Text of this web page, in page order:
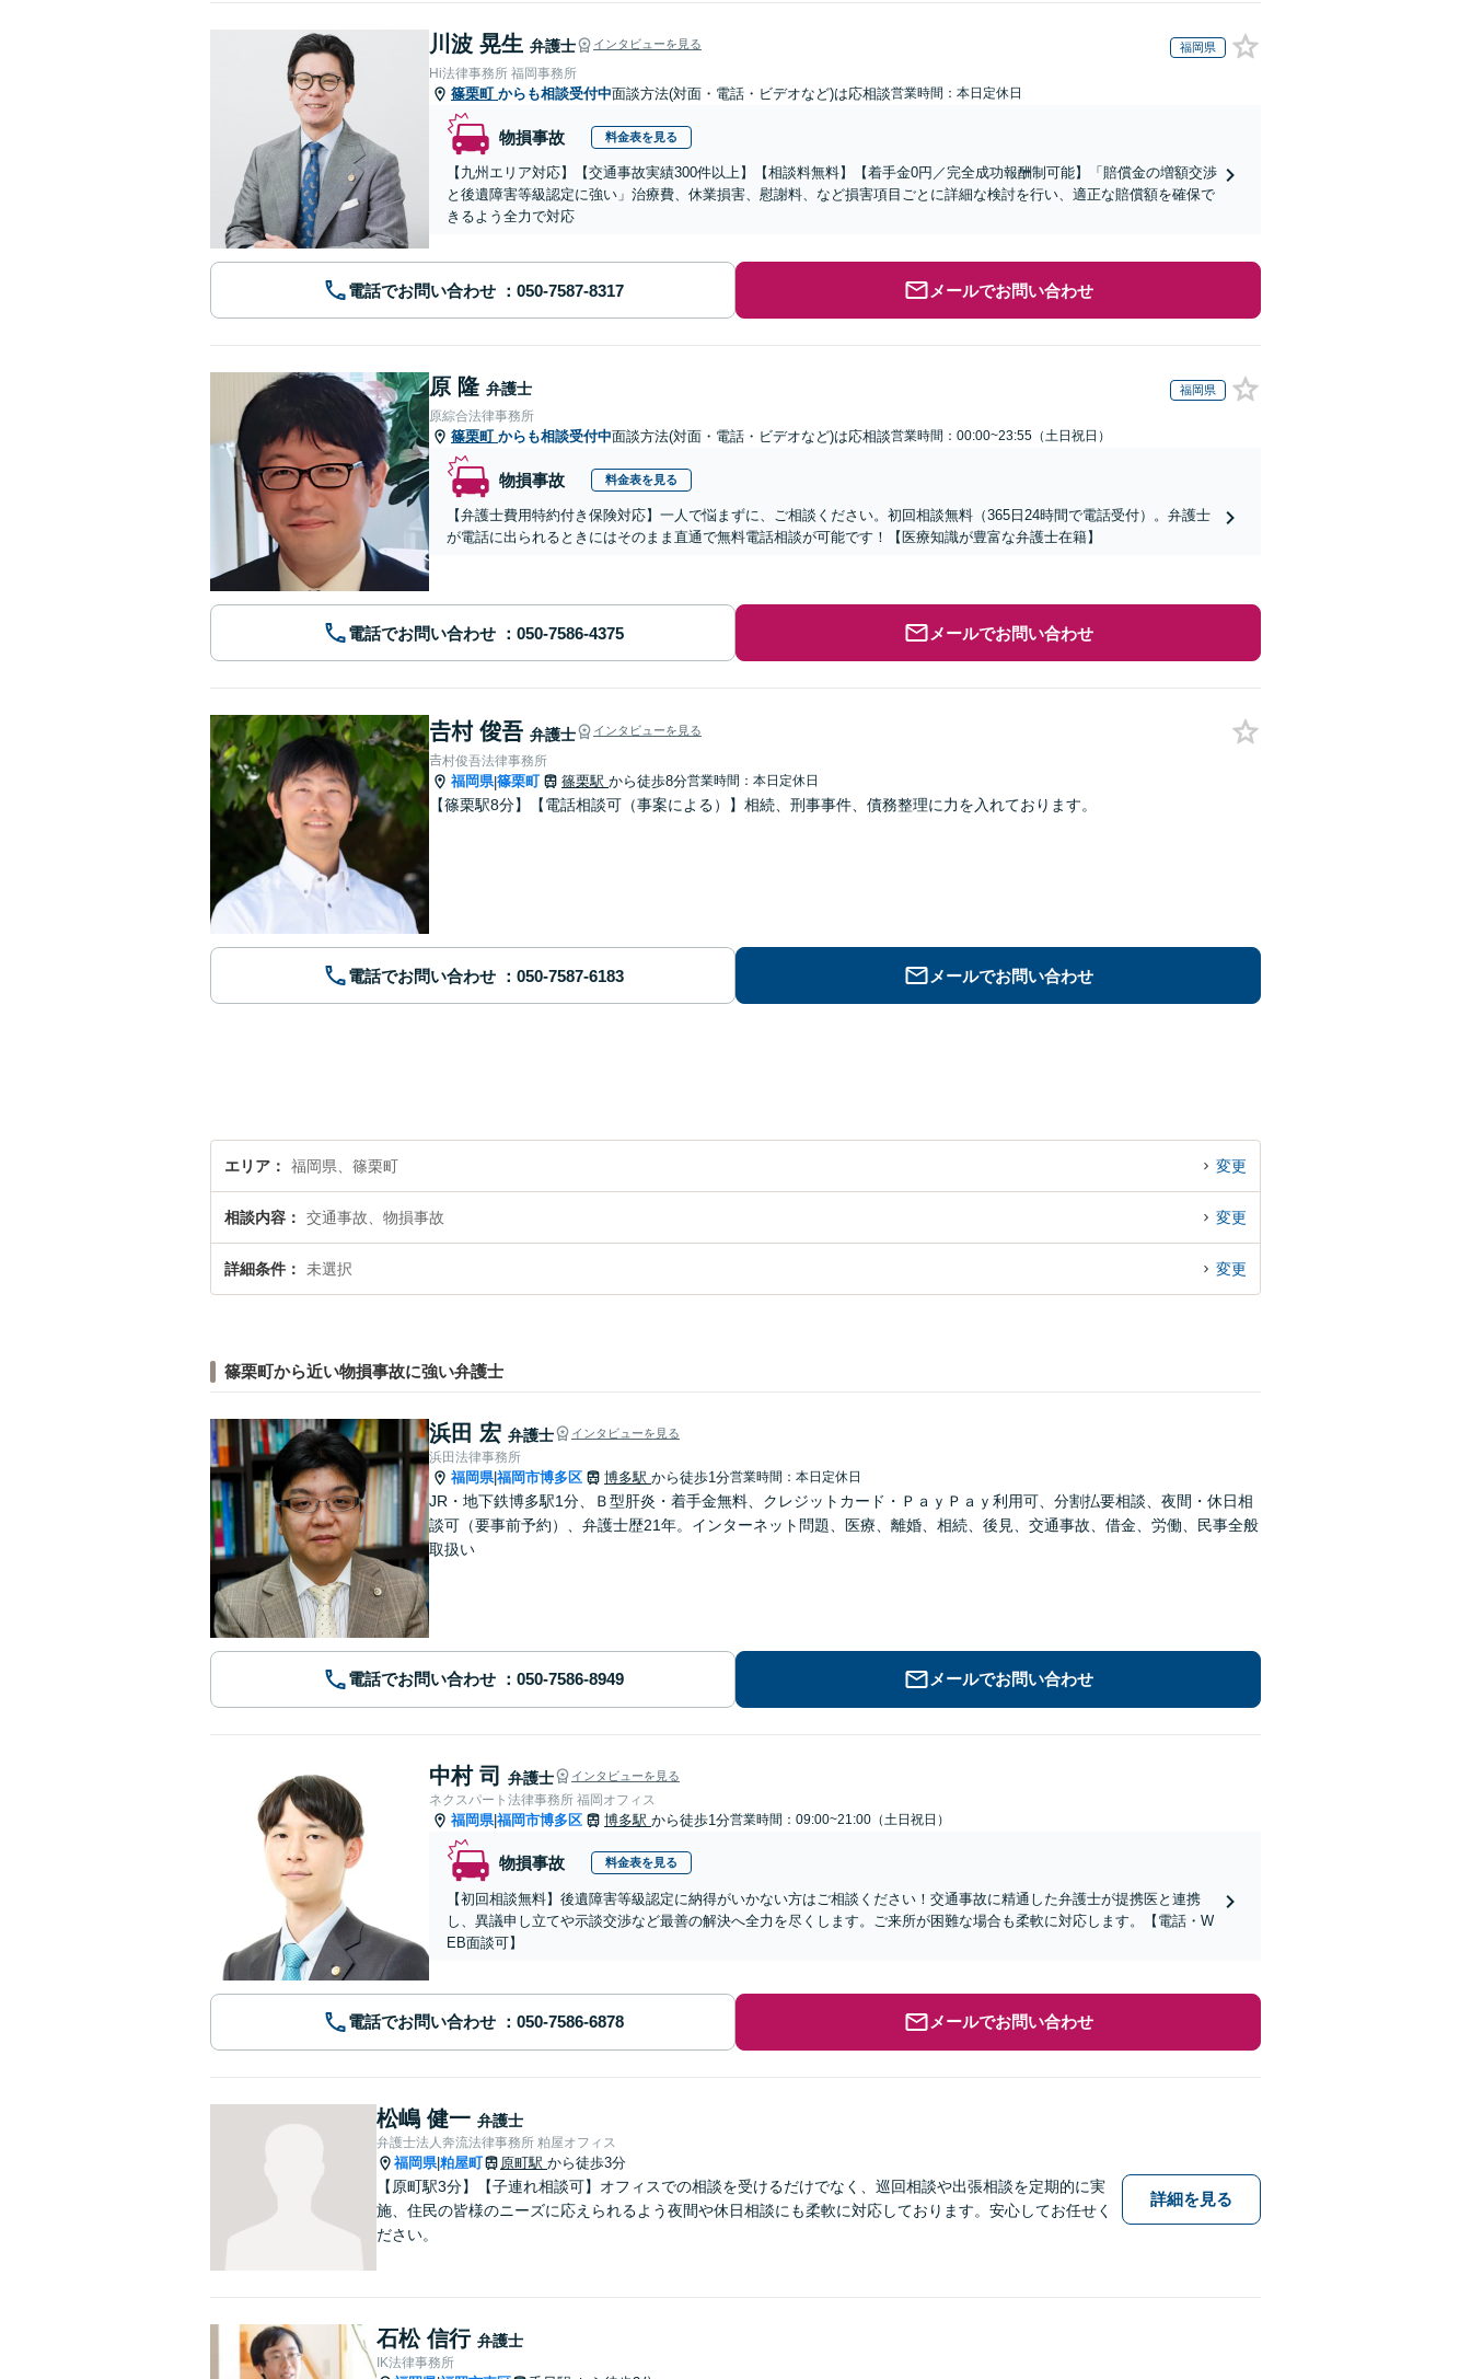
川波 晃生 弁護士 インタビューを見る 福岡県
Hi法律事務所 福岡事務所
篠栗町 からも相談受付中面談方法(対面・電話・ビデオなど)は応相談営業時間：本日定休日
物損事故 料金表を見る
【九州エリア対応】【交通事故実績300件以上】【相談料無料】【着手金0円／完全成功報酬制可能】「賠償金の増額交渉
と後遺障害等級認定に強い」治療費、休業損害、慰謝料、など損害項目ごとに詳細な検討を行い、適正な賠償額を確保で
きるよう全力で対応
電話でお問い合わせ メールでお問い合わせ
原 隆 弁護士 福岡県
原綜合法律事務所
篠栗町 からも相談受付中面談方法(対面・電話・ビデオなど)は応相談営業時間：00:00~23:55（土日祝日）
物損事故 料金表を見る
【弁護士費用特約付き保険対応】一人で悩まずに、ご相談ください。初回相談無料（365日24時間で電話受付）。弁護士
が電話に出られるときにはそのまま直通で無料電話相談が可能です！【医療知識が豊富な弁護士在籍】
電話でお問い合わせ メールでお問い合わせ
𠮷村 俊吾 弁護士 インタビューを見る
𠮷村俊吾法律事務所
福岡県|篠栗町 篠栗駅 から徒歩8分営業時間：本日定休日
【篠栗駅8分】【電話相談可（事案による）】相続、刑事事件、債務整理に力を入れております。
電話でお問い合わせ メールでお問い合わせ
エリア 福岡県、篠栗町 変更
相談内容 交通事故、物損事故 変更
詳細条件 未選択 変更
篠栗町から近い物損事故に強い弁護士
浜田 宏 弁護士 インタビューを見る
浜田法律事務所
福岡県|福岡市博多区 博多駅 から徒歩1分営業時間：本日定休日
JR・地下鉄博多駅1分、Ｂ型肝炎・着手金無料、クレジットカード・ＰａｙＰａｙ利用可、分割払要相談、夜間・休日相
談可（要事前予約）、弁護士歴21年。インターネット問題、医療、離婚、相続、後見、交通事故、借金、労働、民事全般
取扱い
電話でお問い合わせ メールでお問い合わせ
中村 司 弁護士 インタビューを見る
ネクスパート法律事務所 福岡オフィス
福岡県|福岡市博多区 博多駅 から徒歩1分営業時間：09:00~21:00（土日祝日）
物損事故 料金表を見る
【初回相談無料】後遺障害等級認定に納得がいかない方はご相談ください！交通事故に精通した弁護士が提携医と連携
し、異議申し立てや示談交渉など最善の解決へ全力を尽くします。ご来所が困難な場合も柔軟に対応します。【電話・W
EB面談可】
電話でお問い合わせ メールでお問い合わせ
松嶋 健一 弁護士
弁護士法人奔流法律事務所 粕屋オフィス
福岡県|粕屋町 原町駅 から徒歩3分
【原町駅3分】【子連れ相談可】オフィスでの相談を受けるだけでなく、巡回相談や出張相談を定期的に実
施、住民の皆様のニーズに応えられるよう夜間や休日相談にも柔軟に対応しております。安心してお任せく
ださい。
詳細を見る
石松 信行 弁護士
IK法律事務所